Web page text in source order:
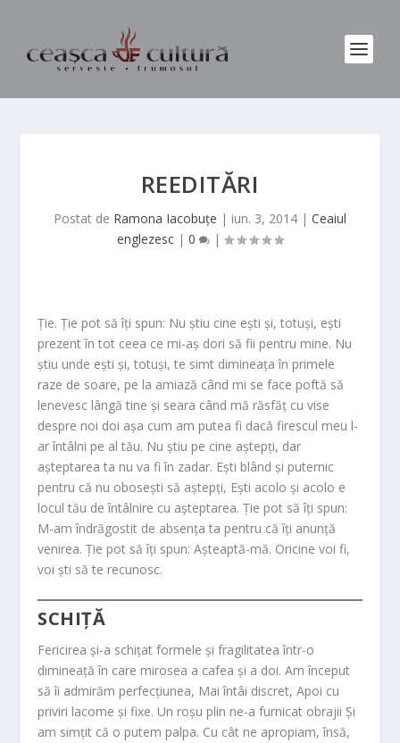
REEDITĂRI
Postat de Ramona Iacobuțe | iun. 3, 2014 | Ceaiul
englezesc | 0 |
Ție. Ție pot să îți spun: Nu știu cine ești și, totuși, ești
prezent în tot ceea ce mi-aș dori să fii pentru mine. Nu
știu unde ești și, totuși, te simt dimineața în primele
raze de soare, pe la amiază când mi se face poftă să
lenevesc lângă tine și seara când mă răsfăț cu vise
despre noi doi așa cum am putea fi dacă firescul meu l-
ar întâlni pe al tău. Nu știu pe cine aștepți, dar
așteptarea ta nu va fi în zadar. Ești blând și puternic
pentru că nu obosești să aștepți, Ești acolo și acolo e
locul tău de întâlnire cu așteptarea. Ție pot să îți spun:
M-am îndrăgostit de absența ta pentru că îți anunță
venirea. Ție pot să îți spun: Așteaptă-mă. Oricine voi fi,
voi ști să te recunosc.
SCHIȚĂ
Fericirea și-a schițat formele și fragilitatea într-o
dimineață în care mirosea a cafea și a doi. Am început
să îi admirăm perfecțiunea, Mai întâi discret, Apoi cu
priviri lacome și fixe. Un roșu plin ne-a furnicat obrajii Și
am simțit că o putem palpa. Cu cât ne apropiam, însă,